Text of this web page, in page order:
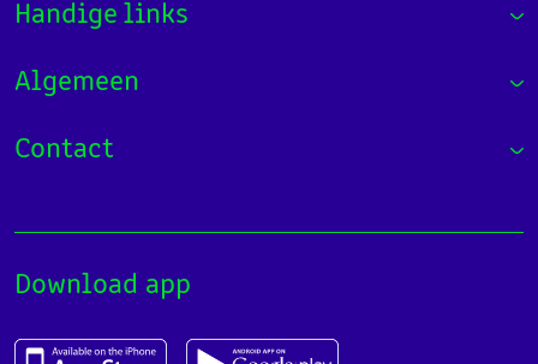
Handige links
Algemeen
Contact
Download app